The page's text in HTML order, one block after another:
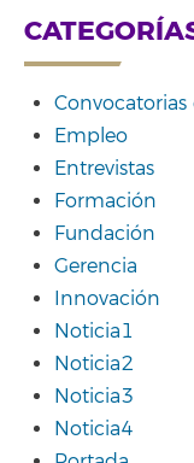
Empleo
Entrevistas
Formación
Fundación
Gerencia
Innovación
Noticia1
Noticia2
Noticia3
Noticia4